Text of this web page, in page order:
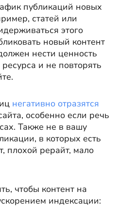
публикаций новых
статей или
этого
новый контент
нести ценность
и не повторять
негативно отразятся
особенно если речь
Также не в вашу
в которых есть
плохой рерайт, мало
чтобы контент на
индексации: